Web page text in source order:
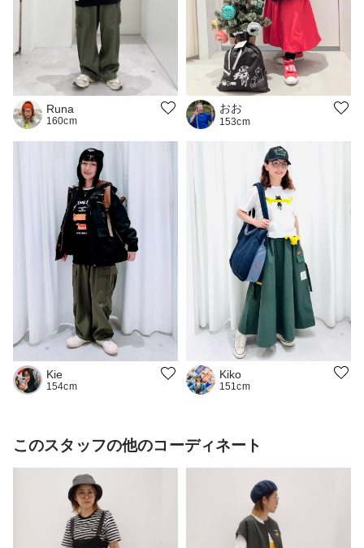
Runa
160cm
おお
153cm
Kie
154cm
Kiko
151cm
このスタッフの他のコーディネート